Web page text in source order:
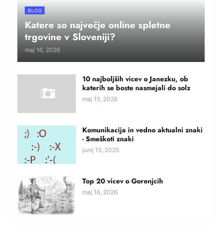
BLOG
Katere so največje online spletne
trgovine v Sloveniji?
maj 16, 2026
10 najboljših vicev o Janezku, ob
katerih se boste nasmejali do solz
maj 15, 2026
Komunikacija in vedno aktualni znaki
- Smeškoti znaki
junij 15, 2020
Top 20 vicev o Gorenjcih
maj 16, 2026